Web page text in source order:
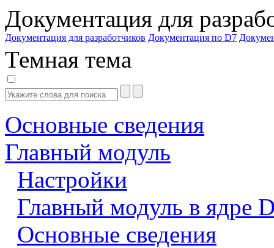
Документация для
Документация для разработчиков Документация по D7
Темная тема
Основные сведения
Главный модуль
Настройки
Главный модуль в ядре
Основные сведения